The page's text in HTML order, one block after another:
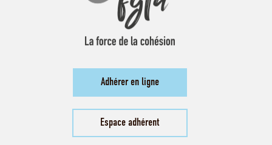
Adhérer en ligne
Espace adhérent